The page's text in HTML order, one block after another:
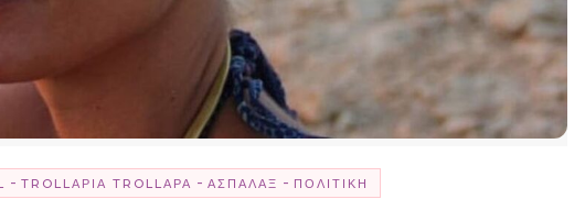
- TROLLΑΡΊΑ TROLLΑΡΆ - ΑΣΠΆΛΑΞ - ΠΟΛΙΤΙΚΉ